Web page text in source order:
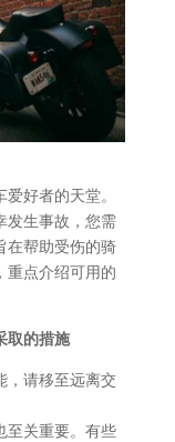
好者的天堂。
发生事故，您需
在帮助受伤的骑
重点介绍可用的
取的措施
，请移至远离交
至关重要。有些